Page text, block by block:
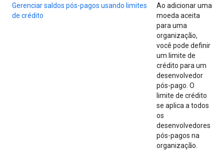
Gerenciar saldos pós-pagos usando limites
de crédito
Ao adicionar uma
moeda aceita
para uma
organização,
você pode definir
um limite de
crédito para um
desenvolvedor
pós-pago. O
limite de crédito
se aplica a todos
os
desenvolvedores
pós-pagos na
organização.